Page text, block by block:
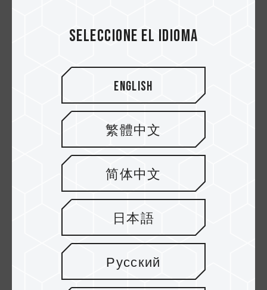
La siguiente figura muestra los datos del T-
FORCE SIREN DUO360 para el SSD Gen5. La
diferencia de temperatura se ilustra en el
gráfico. Cuando la CPU y la SSD funcionan a
pleno rendimiento, la temperatura de
funcionamiento es de 75ºC si sólo se utiliza el
disipador de calor nativo de la placa base para
Seleccione el idioma
English
繁體中文
简体中文
日本語
Русский